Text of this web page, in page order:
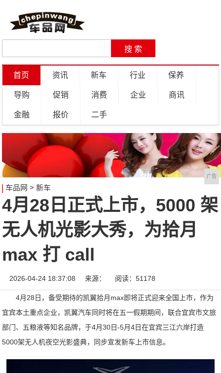
首页 资讯 新车 行业 保养
导购 促销 消费 企业 商讯
金融 报价 二手
广告
车品网 > 新车
4月28日正式上市，5000 架
无人机光影大秀，为拾月
max 打 call
2026-04-24 18:37:08 来源： 阅读：51178
4月28日，备受期待的凯翼拾月max即将正式迎来全国上市，作为
宜宾本土重点企业，凯翼汽车同时将在五一假期期间，联合宜宾市文旅
部门、五粮液等知名品牌，于4月30日-5月4日在宜宾三江六岸打造
5000架无人机夜空光影盛典，同步宣发新车上市信息。